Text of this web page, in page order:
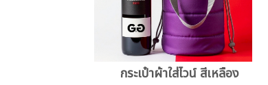
กระเป๋าผ้าใส่ไวน์ สีเหลือง